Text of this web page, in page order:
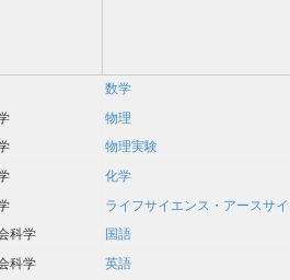
科学
科学
数学
物理
物理実験
化学
ライフサイエンス・アースサ
国語
英語